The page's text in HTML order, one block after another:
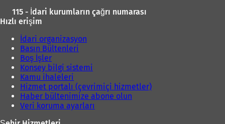
115 - İdari kurumların çağrı numarası
Hızlı erişim
İdari organizasyon
Basın Bültenleri
Boş İşler
Konsey bilgi sistemi
Kamu ihaleleri
Hizmet portalı (çevrimiçi hizmetler)
Haber bültenimize abone olun
Veri koruma ayarları